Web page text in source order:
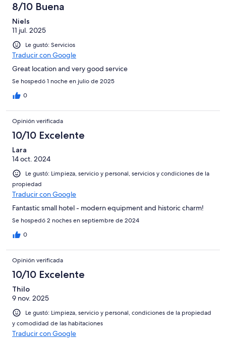
8/10 Buena
Niels
11 jul. 2025
Le gustó: Servicios
Traducir con Google
Great location and very good service
Se hospedó 1 noche en julio de 2025
0
Opinión verificada
10/10 Excelente
Lara
14 oct. 2024
Le gustó: Limpieza, servicio y personal, servicios y condiciones de la
propiedad
Traducir con Google
Fantastic small hotel - modern equipment and historic charm!
Se hospedó 2 noches en septiembre de 2024
0
Opinión verificada
10/10 Excelente
Thilo
9 nov. 2025
Le gustó: Limpieza, servicio y personal, condiciones de la propiedad
y comodidad de las habitaciones
Traducir con Google